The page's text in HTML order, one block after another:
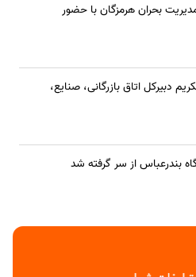
بحران هرمزگان با حضور
دبیرکل اتاق بازرگانی، صنایع،
بندرعباس از سر گرفته شد